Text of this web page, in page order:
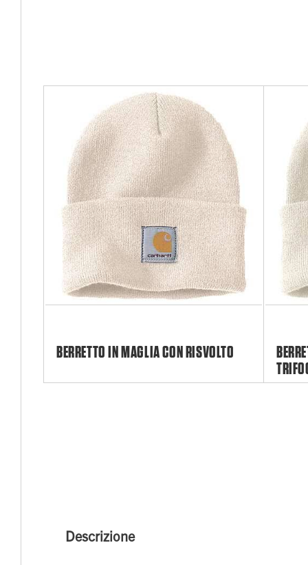
BERRETTO IN MAGLIA CON RISVOLTO
Descrizione